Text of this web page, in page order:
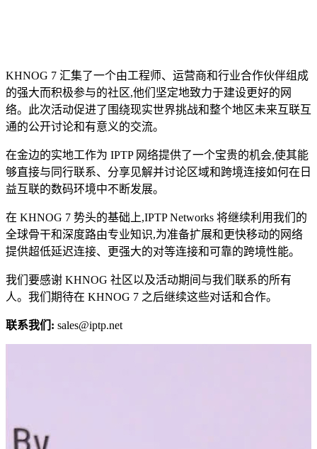
KHNOG 7 汇集了一个由工程师、运营商和行业合作伙伴组成
的强大而积极参与的社区,他们坚定地致力于建设更好的网
络。此次活动促进了围绕现实世界挑战和整个地区未来互联互
通的公开讨论和有意义的交流。
在金边的实地工作为 IPTP 网络提供了一个宝贵的机会,使其能
够直接与同行联系、分享见解并讨论区域和跨境连接如何在日
益互联的数码环境中不断发展。
在 KHNOG 7 势头的基础上,IPTP Networks 将继续利用我们的
全球骨干和深度路由专业知识,为准备扩展和更快移动的网络
提供超低延迟连接、更强大的对等连接和可靠的跨境性能。
我们要感谢 KHNOG 社区以及活动期间与我们联系的所有
人。我们期待在 KHNOG 7 之后继续这些对话和合作。
联系我们: sales iptp.net